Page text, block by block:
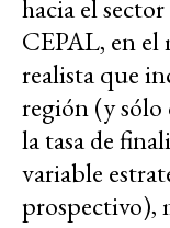
hacia el
CEPAL, en el
realista que
región (y sólo
la tasa de
variable
prospectivo),